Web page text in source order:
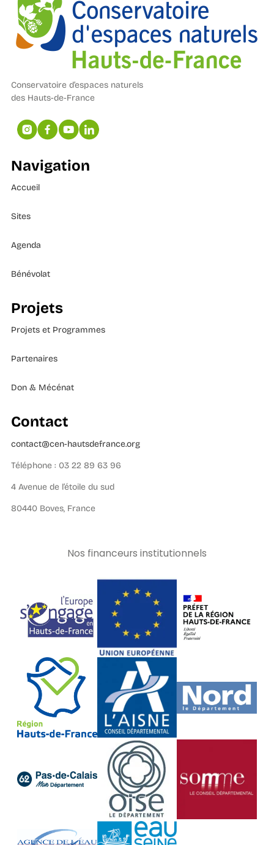
Conservatoire d’espaces naturels
des Hauts-de-France
Navigation
Accueil
Sites
Agenda
Bénévolat
Projets
Projets et Programmes
Partenaires
Don & Mécénat
Contact
contact@cen-hautsdefrance.org
Téléphone : 03 22 89 63 96
4 Avenue de l’étoile du sud
80440 Boves, France
Nos financeurs institutionnels